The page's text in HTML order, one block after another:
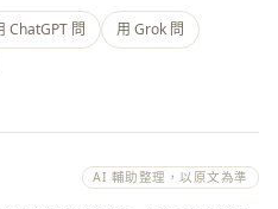
ChatGPT 問
用 Grok 問
AI 輔助整理，以原文為準